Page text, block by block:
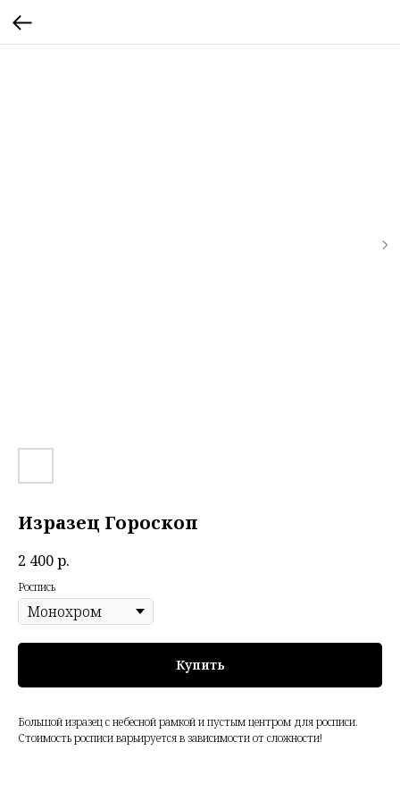
Изразец Гороскоп
2 400р.
Роспись
Купить
Большой изразец с небесной рамкой и пустым центром для росписи.
Стоимость росписи варьируется в зависимости от сложности!